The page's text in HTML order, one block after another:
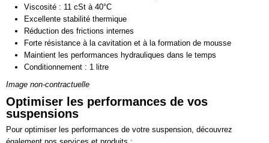
Viscosité : 11 cSt à 40°C
Excellente stabilité thermique
Réduction des frictions internes
Forte résistance à la cavitation et à la formation de mousse
Maintient les performances hydrauliques dans le temps
Conditionnement : 1 litre
Image non-contractuelle
Optimiser les performances de vos
suspensions
Pour optimiser les performances de votre suspension, découvrez
également nos services et produits :